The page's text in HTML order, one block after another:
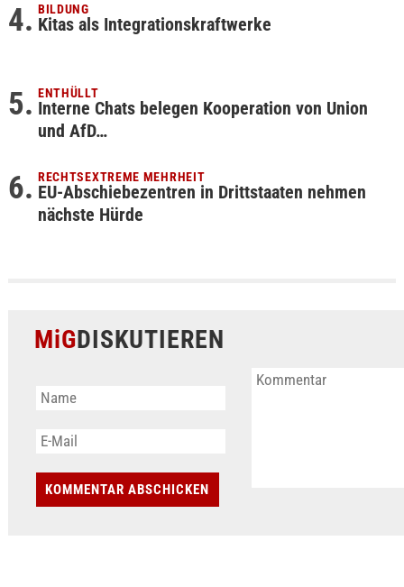
BILDUNG
Kitas als Integrationskraftwerke
ENTHÜLLT
Interne Chats belegen Kooperation von Union
und AfD…
RECHTSEXTREME MEHRHEIT
EU-Abschiebezentren in Drittstaaten nehmen
nächste Hürde
MiGDISKUTIEREN